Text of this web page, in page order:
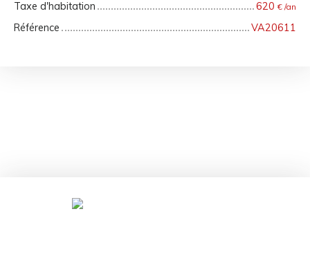
Taxe d'habitation 620€ /an
Référence VA20611